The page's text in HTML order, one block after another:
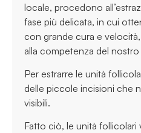
locale, procedono
fase più delicata, in cui
con grande cura e velocità,
alla competenza del nostro
Per estrarre le unità
delle piccole incisioni che
visibili.
Fatto ciò, le unità